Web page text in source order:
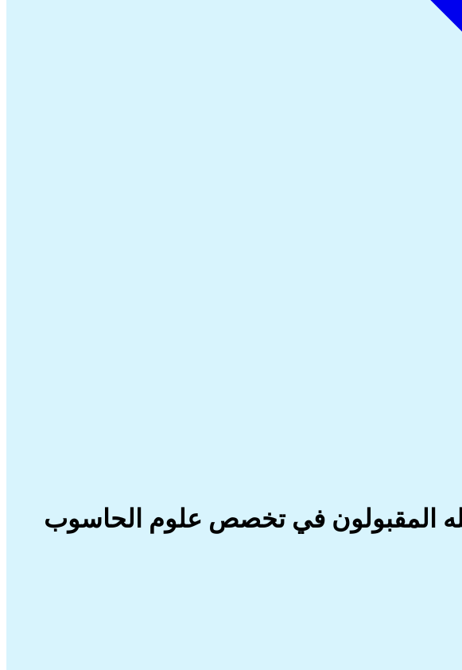
المقبولون في تخصص علوم الحاسوب